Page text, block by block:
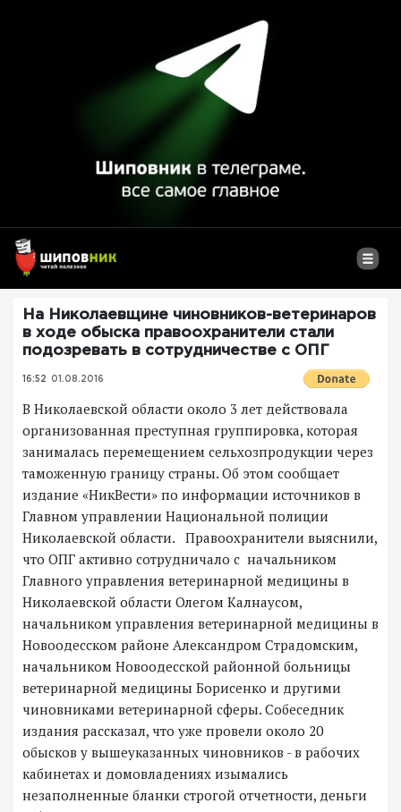
На Николаевщине чиновников-ветеринаров
в ходе обыска правоохранители стали
подозревать в сотрудничестве с ОПГ
16:52 01.08.2016
В Николаевской области около 3 лет действовала
организованная преступная группировка, которая
занималась перемещением сельхозпродукции через
таможенную границу страны. Об этом сообщает
издание «НикВести» по информации источников в
Главном управлении Национальной полиции
Николаевской области. Правоохранители выяснили,
что ОПГ активно сотрудничало с начальником
Главного управления ветеринарной медицины в
Николаевской области Олегом Калнаусом,
начальником управления ветеринарной медицины в
Новоодесском районе Александром Страдомским,
начальником Новоодесской районной больницы
ветеринарной медицины Борисенко и другими
чиновниками ветеринарной сферы. Собеседник
издания рассказал, что уже провели около 20
обысков у вышеуказанных чиновников - в рабочих
кабинетах и домовладениях изымались
незаполненные бланки строгой отчетности, деньги